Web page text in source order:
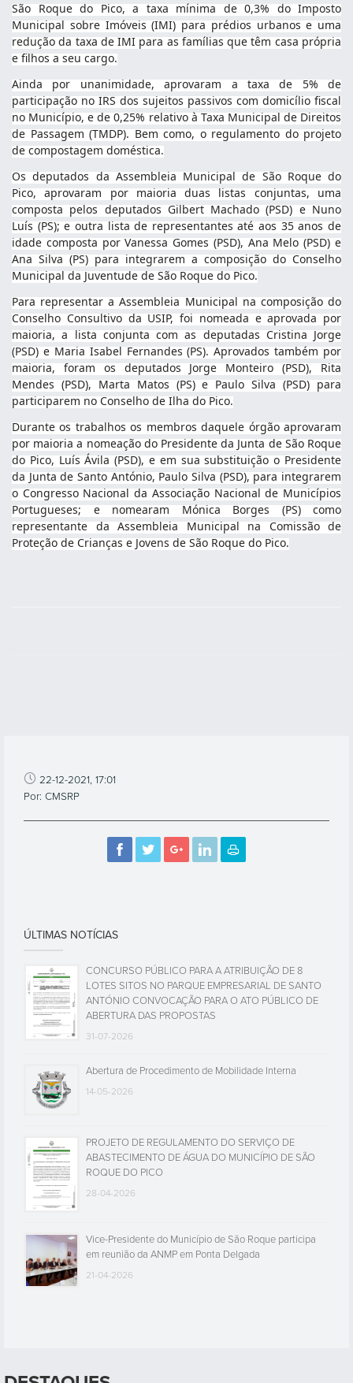
São Roque do Pico, a taxa mínima de 0,3% do Imposto
Municipal sobre Imóveis (IMI) para prédios urbanos e uma
redução da taxa de IMI para as famílias que têm casa própria
e filhos a seu cargo.
Ainda por unanimidade, aprovaram a taxa de 5% de
participação no IRS dos sujeitos passivos com domicílio fiscal
no Município, e de 0,25% relativo à Taxa Municipal de Direitos
de Passagem (TMDP). Bem como, o regulamento do projeto
de compostagem doméstica.
Os deputados da Assembleia Municipal de São Roque do
Pico, aprovaram por maioria duas listas conjuntas, uma
composta pelos deputados Gilbert Machado (PSD) e Nuno
Luís (PS); e outra lista de representantes até aos 35 anos de
idade composta por Vanessa Gomes (PSD), Ana Melo (PSD) e
Ana Silva (PS) para integrarem a composição do Conselho
Municipal da Juventude de São Roque do Pico.
Para representar a Assembleia Municipal na composição do
Conselho Consultivo da USIP, foi nomeada e aprovada por
maioria, a lista conjunta com as deputadas Cristina Jorge
(PSD) e Maria Isabel Fernandes (PS). Aprovados também por
maioria, foram os deputados Jorge Monteiro (PSD), Rita
Mendes (PSD), Marta Matos (PS) e Paulo Silva (PSD) para
participarem no Conselho de Ilha do Pico.
Durante os trabalhos os membros daquele órgão aprovaram
por maioria a nomeação do Presidente da Junta de São Roque
do Pico, Luís Ávila (PSD), e em sua substituição o Presidente
da Junta de Santo António, Paulo Silva (PSD), para integrarem
o Congresso Nacional da Associação Nacional de Municípios
Portugueses; e nomearam Mónica Borges (PS) como
representante da Assembleia Municipal na Comissão de
Proteção de Crianças e Jovens de São Roque do Pico.
22-12-2021, 17:01
Por: CMSRP
ÚLTIMAS NOTÍCIAS
CONCURSO PÚBLICO PARA A ATRIBUIÇÃO DE 8
LOTES SITOS NO PARQUE EMPRESARIAL DE SANTO
ANTÓNIO CONVOCAÇÃO PARA O ATO PÚBLICO DE
ABERTURA DAS PROPOSTAS
31-07-2026
Abertura de Procedimento de Mobilidade Interna
14-05-2026
PROJETO DE REGULAMENTO DO SERVIÇO DE
ABASTECIMENTO DE ÁGUA DO MUNICÍPIO DE SÃO
ROQUE DO PICO
28-04-2026
Vice-Presidente do Município de São Roque participa
em reunião da ANMP em Ponta Delgada
21-04-2026